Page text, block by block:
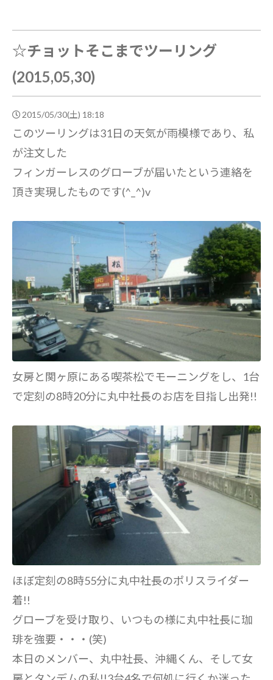
☆チョットそこまでツーリング
(2015,05,30)
2015/05/30(土) 18:18
このツーリングは31日の天気が雨模様であり、私
が注文した
フィンガーレスのグローブが届いたという連絡を
頂き実現したものです(^_^)v
女房と関ヶ原にある喫茶松でモーニングをし、1台
で定刻の8時20分に丸中社長のお店を目指し出発!!
ほぼ定刻の8時55分に丸中社長のポリスライダー
着!!
グローブを受け取り、いつもの様に丸中社長に珈
琲を強要・・・(笑)
本日のメンバー、丸中社長、沖縄くん、そして女